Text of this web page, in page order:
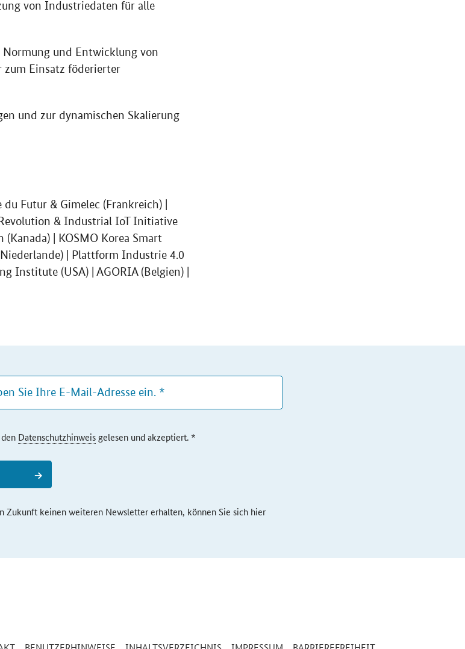
von Industriedaten für alle
und Entwicklung von
Einsatz föderierter
und zur dynamischen Skalierung
Futur & Gimelec (Frankreich) |
& Industrial IoT Initiative
| KOSMO Korea Smart
| Plattform Industrie 4.0
Institute (USA) | AGORIA (Belgien) |
Datenschutzhinweisgelesen und akzeptiert. *
Zukunft keinen weiteren Newsletter erhalten, können Sie sich hier